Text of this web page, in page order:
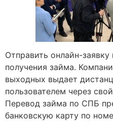
Отправить онлайн-
получения займа.
выходных выдает
пользователем через
Перевод займа по СПБ
банковскую карту по